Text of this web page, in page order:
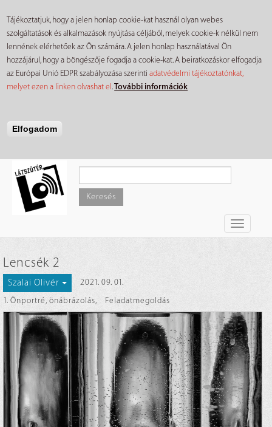
Tájékoztatjuk, hogy a jelen honlap cookie-kat használ olyan webes
szolgáltatások és alkalmazások nyújtása céljából, melyek cookie-k nélkül nem
lennének elérhetőek az Ön számára. A jelen honlap használatával Ön
hozzájárul, hogy a böngészője fogadja a cookie-kat. A beiratkozáskor elfogadja
az Európai Unió EDPR szabályozása szerintiadatvédelmi tájékoztatónkat,
melyet ezen a linken olvashat el.További információk
Elfogadom
tartalomra
Keresés
Toggle
Lencsék 2
Szalai Olivér
2021. 09. 01.
1. Önportré, önábrázolás, Feladatmegoldás